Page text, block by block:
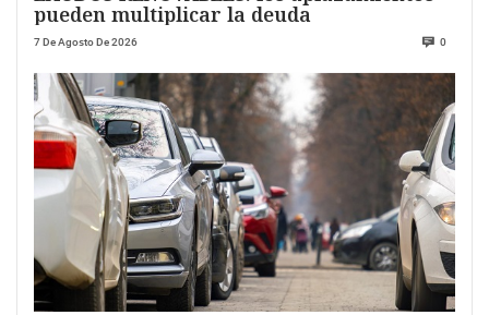
pueden multiplicar la deuda
7 De Agosto De 2026 0